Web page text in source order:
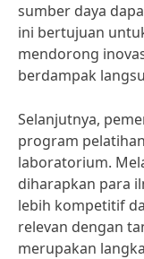
sumber daya
ini bertujuan
mendorong
berdampak
Selanjutnya,
program
laboratorium.
diharapkan para
lebih kompetitif
relevan dengan
merupakan